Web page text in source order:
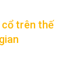
cổ trên thế